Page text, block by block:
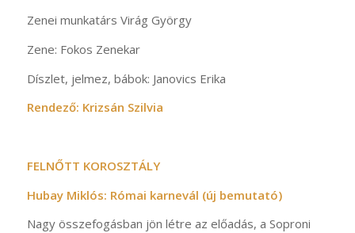
Zenei munkatárs Virág György
Zene: Fokos Zenekar
Díszlet, jelmez, bábok: Janovics Erika
Rendező: Krizsán Szilvia
FELNŐTT KOROSZTÁLY
Hubay Miklós: Római karnevál (új bemutató)
Nagy összefogásban jön létre az előadás, a Soproni